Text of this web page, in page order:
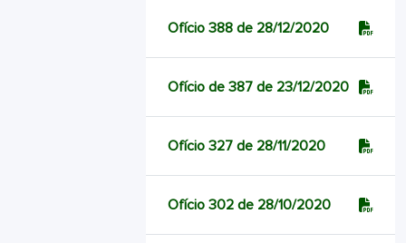
Ofício 388 de 28/12/2020
Ofício de 387 de 23/12/2020
Ofício 327 de 28/11/2020
Ofício 302 de 28/10/2020